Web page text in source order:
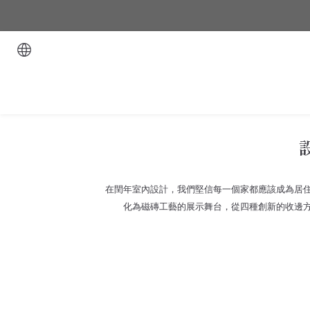
在閏年室內設計，我們堅信每一個家都應該成為
化為磁磚工藝的展示舞台，從四種創新的收邊